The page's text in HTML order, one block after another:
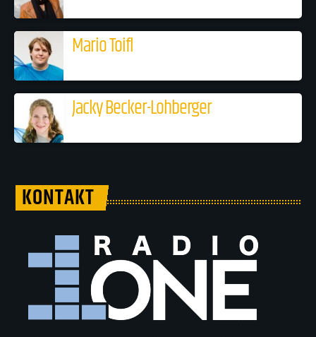
Mario Toifl
Jacky Becker-Lohberger
KONTAKT